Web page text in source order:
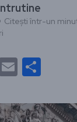
Citești într-un
Email